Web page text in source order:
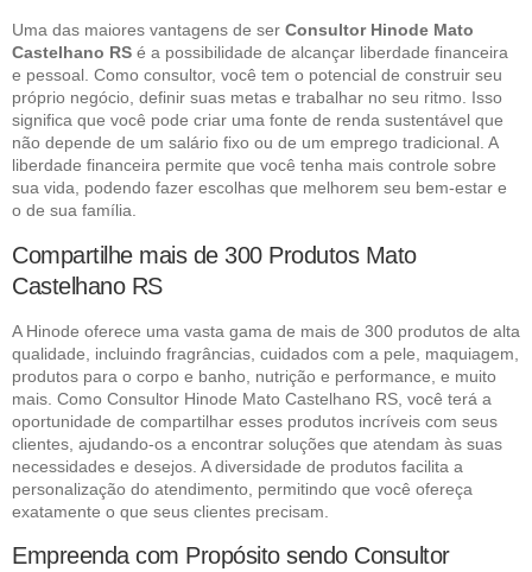
Uma das maiores vantagens de ser Consultor Hinode Mato
Castelhano RS é a possibilidade de alcançar liberdade financeira
e pessoal. Como consultor, você tem o potencial de construir seu
próprio negócio, definir suas metas e trabalhar no seu ritmo. Isso
significa que você pode criar uma fonte de renda sustentável que
não depende de um salário fixo ou de um emprego tradicional. A
liberdade financeira permite que você tenha mais controle sobre
sua vida, podendo fazer escolhas que melhorem seu bem-estar e
o de sua família.
Compartilhe mais de 300 Produtos Mato
Castelhano RS
A Hinode oferece uma vasta gama de mais de 300 produtos de alta
qualidade, incluindo fragrâncias, cuidados com a pele, maquiagem,
produtos para o corpo e banho, nutrição e performance, e muito
mais. Como Consultor Hinode Mato Castelhano RS, você terá a
oportunidade de compartilhar esses produtos incríveis com seus
clientes, ajudando-os a encontrar soluções que atendam às suas
necessidades e desejos. A diversidade de produtos facilita a
personalização do atendimento, permitindo que você ofereça
exatamente o que seus clientes precisam.
Empreenda com Propósito sendo Consultor